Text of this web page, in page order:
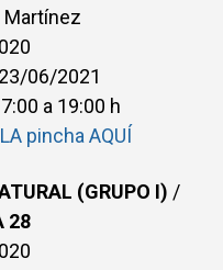
Martínez
06/2021
a 19:00 h
pincha AQUÍ
(GRUPO I) /
28